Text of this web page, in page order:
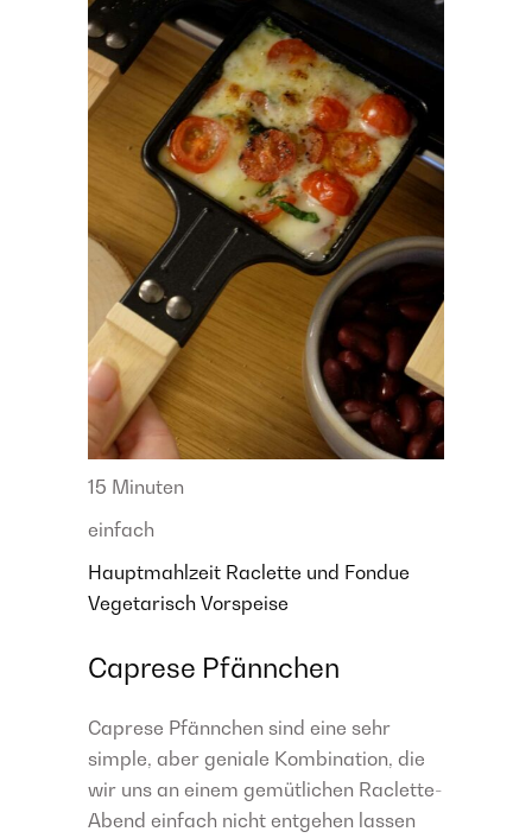
15 Minuten
einfach
Hauptmahlzeit Raclette und Fondue
Vegetarisch Vorspeise
Caprese Pfännchen
Caprese Pfännchen sind eine sehr
simple, aber geniale Kombination, die
wir uns an einem gemütlichen Raclette-
Abend einfach nicht entgehen lassen